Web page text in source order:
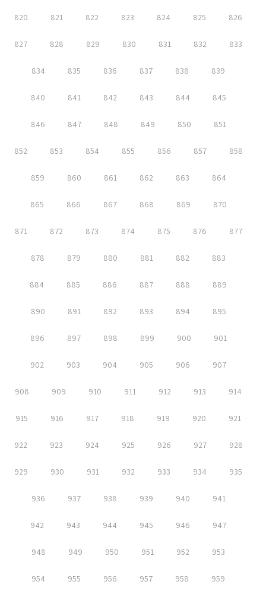
820 821 822 823 824 825 826
827 828 829 830 831 832 833
834 835 836 837 838 839
840 841 842 843 844 845
846 847 848 849 850 851
852 853 854 855 856 857 858
859 860 861 862 863 864
865 866 867 868 869 870
871 872 873 874 875 876 877
878 879 880 881 882 883
884 885 886 887 888 889
890 891 892 893 894 895
896 897 898 899 900 901
902 903 904 905 906 907
908 909 910 911 912 913 914
915 916 917 918 919 920 921
922 923 924 925 926 927 928
929 930 931 932 933 934 935
936 937 938 939 940 941
942 943 944 945 946 947
948 949 950 951 952 953
954 955 956 957 958 959